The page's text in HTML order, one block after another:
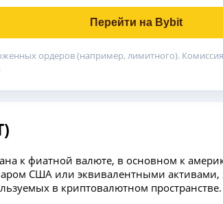
Перейти на Bybit
ордеров (например, лимитного).
.
к фиатной валюте, в основном к
США или эквивалентными
в криптовалютном пространстве.